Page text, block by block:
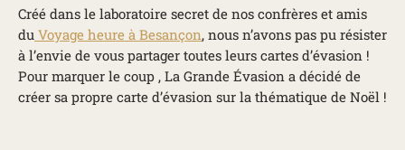
Créé dans le laboratoire secret de nos confrères et amis
du Voyage heure à Besançon, nous n’avons pas pu résister
à l’envie de vous partager toutes leurs cartes d’évasion !
Pour marquer le coup , La Grande Évasion a décidé de
créer sa propre carte d’évasion sur la thématique de Noël !